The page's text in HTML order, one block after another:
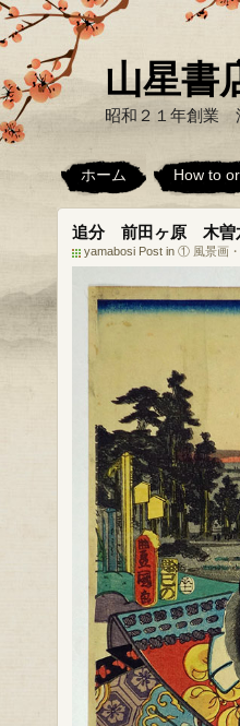
山星書
昭和２１年創業
ホーム How to
追分 前田ヶ原 木曽
yamabosi Post in ① 風景画